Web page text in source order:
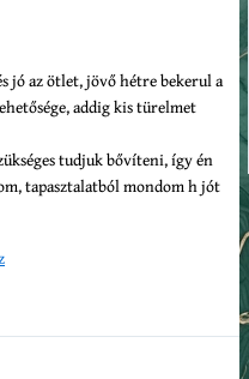
jó az ötlet, jövő hétre bekerul a
addig kis türelmet
tudjuk bővíteni, így én
tapasztalatból mondom h jót